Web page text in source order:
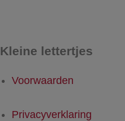
Kleine lettertjes
Voorwaarden
Privacyverklaring